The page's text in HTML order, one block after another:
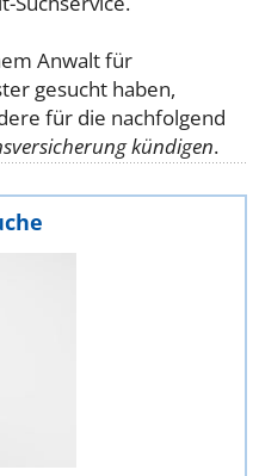
Anwalt für
gesucht haben,
für die nachfolgend
kündigen.